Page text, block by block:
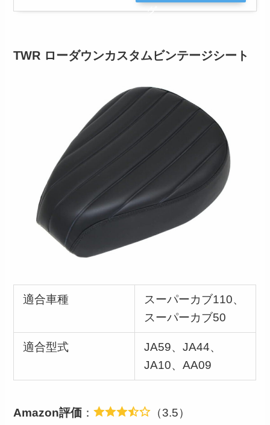
グ
TWR ローダウンカスタムビンテージシート
適合車種
スーパーカブ110、
スーパーカブ50
適合型式
JA59、JA44、
JA10、AA09
Amazon評価 ： （3.5）